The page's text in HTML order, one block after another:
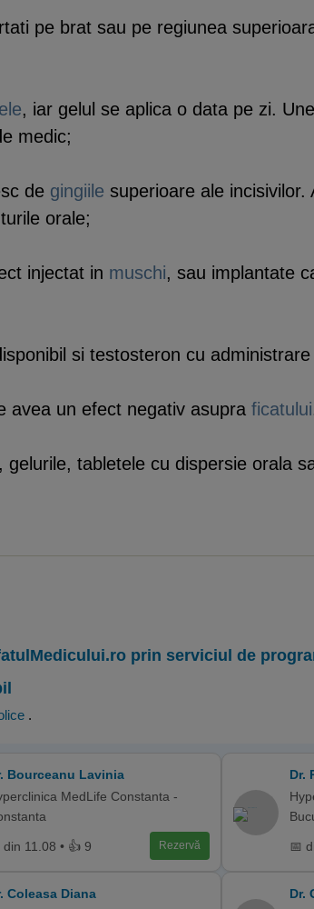
pe brat sau pe regiunea
, iar gelul se aplica o data pe zi.
medic;
de gingiile superioare ale
orale;
injectat in muschi, sau implantate
si testosteron cu administrare
avea un efect negativ asupra ficatului
tabletele cu dispersie orala
prin serviciul de
.
Bourceanu Lavinia
MedLife Constanta -
din 11.08 • 👍 9 Rezervă
Dr.
📅
Coleasa Diana
Dr.